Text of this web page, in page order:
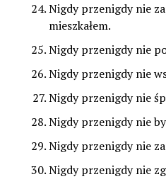
Nigdy przenigdy nie
mieszkałem.
Nigdy przenigdy nie
Nigdy przenigdy nie
Nigdy przenigdy nie
Nigdy przenigdy nie
Nigdy przenigdy nie
Nigdy przenigdy nie